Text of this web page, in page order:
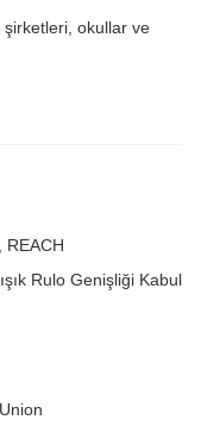
şirketleri, okullar ve
REACH
Rulo Genişliği Kabul